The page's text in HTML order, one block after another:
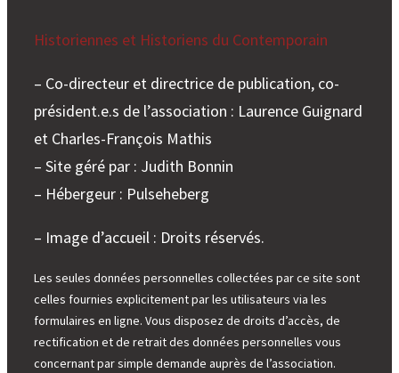
Historiennes et Historiens du Contemporain
– Co-directeur et directrice de publication, co-
président.e.s de l’association : Laurence Guignard
et Charles-François Mathis
– Site géré par : Judith Bonnin
– Hébergeur : Pulseheberg
– Image d’accueil : Droits réservés.
Les seules données personnelles collectées par ce site sont
celles fournies explicitement par les utilisateurs via les
formulaires en ligne. Vous disposez de droits d’accès, de
rectification et de retrait des données personnelles vous
concernant par simple demande auprès de l’association.